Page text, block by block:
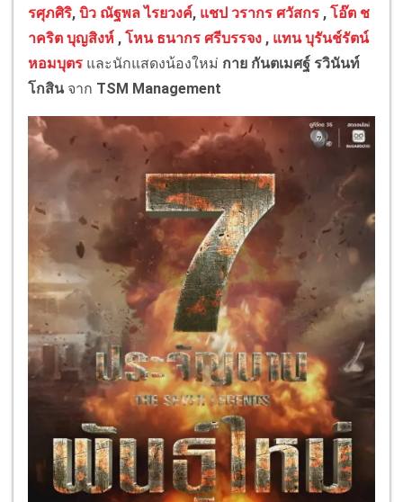
รศุภศิริ, บิว ณัฐพล ไรยวงค์, แชป วรากร ศวัสกร , โอ๊ต ช
าคริต บุญสิงห์ , โหน ธนากร ศรีบรรจง , แทน บุรันช์รัตน์
หอมบุตร และนักแสดงน้องใหม่ กาย กันตเมศฐ์ รวินันท์
โกสิน จาก TSM Management